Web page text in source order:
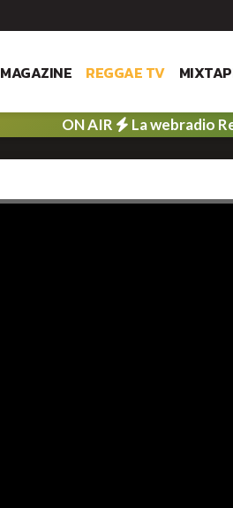
MAGAZINE REGGAE TV
ON AIR La webradio